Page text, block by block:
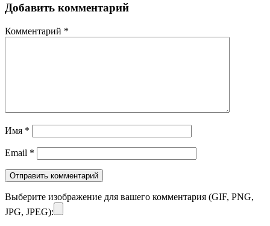
Добавить комментарий
Комментарий *
Имя *
Email *
Выберите изображение для вашего комментария (GIF, PNG,
JPG, JPEG):